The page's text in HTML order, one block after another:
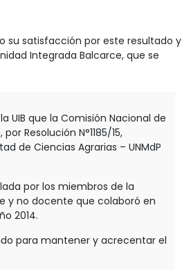
su satisfacción por este resultado y
Integrada Balcarce, que se
que la Comisión Nacional de
Resolución N°1185/15,
de Ciencias Agrarias – UNMdP
por los miembros de la
y no docente que colaboró en
2014.
para mantener y acrecentar el